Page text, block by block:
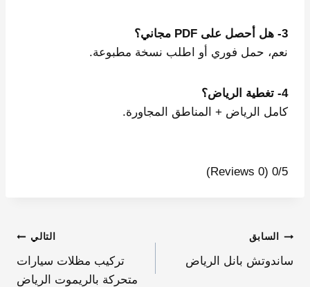
3- هل أحصل على PDF مجاني؟
نعم، حمل فوري أو اطلب نسخة مطبوعة.
4- تغطية الرياض؟
كامل الرياض + المناطق المجاورة.
0/5
(0 Reviews)
السابق
ساندوتش بانل الرياض
التالي
تركيب مظلات سيارات
متحركة بالريموت الرياض